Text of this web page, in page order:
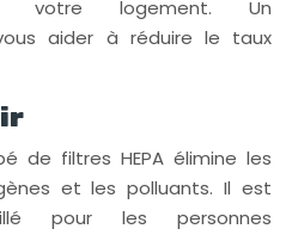
votre logement. Un
aider à réduire le taux
de filtres HEPA élimine les
et les polluants. Il est
pour les personnes